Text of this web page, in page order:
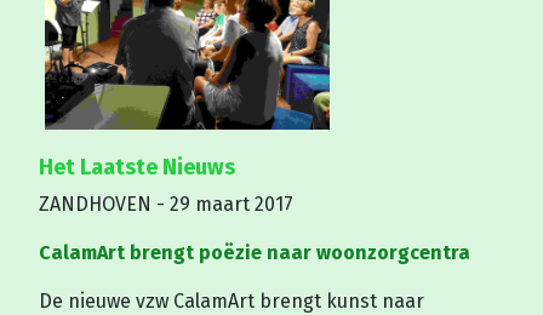
Het Laatste Nieuws
ZANDHOVEN - 29 maart 2017
CalamArt brengt poëzie naar woonzorgcentra
De nieuwe vzw CalamArt brengt kunst naar